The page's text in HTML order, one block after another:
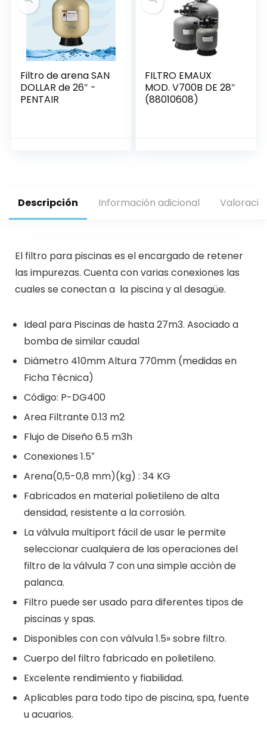
Filtro de arena SAN
DOLLAR de 26″ -
PENTAIR
FILTRO EMAUX
MOD. V700B DE 28″
(88010608)
Descripción Información adicional
El filtro para piscinas es el encargado de retener
las impurezas. Cuenta con varias conexiones las
cuales se conectan a la piscina y al desagüe.
Ideal para Piscinas de hasta 27m3. Asociado a
bomba de similar caudal
Diámetro 410mm Altura 770mm (medidas en
Ficha Técnica)
Código: P-DG400
Area Filtrante 0.13 m2
Flujo de Diseño 6.5 m3h
Conexiones 1.5″
Arena(0,5-0,8 mm)(kg) : 34 KG
Fabricados en material polietileno de alta
densidad, resistente a la corrosión.
La válvula multiport fácil de usar le permite
seleccionar cualquiera de las operaciones del
filtro de la válvula 7 con una simple acción de
palanca.
Filtro puede ser usado para diferentes tipos de
piscinas y spas.
Disponibles con con válvula 1.5» sobre filtro.
Cuerpo del filtro fabricado en polietileno.
Excelente rendimiento y fiabilidad.
Aplicables para todo tipo de piscina, spa, fuente
u acuarios.